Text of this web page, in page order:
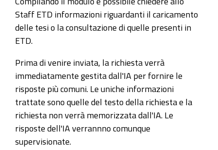
Staff ETD informazioni riguardanti il caricamento
delle tesi o la consultazione di quelle presenti in
ETD.
Prima di venire inviata, la richiesta verrà
immediatamente gestita dall'IA per fornire le
risposte più comuni. Le uniche informazioni
trattate sono quelle del testo della richiesta e la
richiesta non verrà memorizzata dall'IA. Le
risposte dell'IA verrannno comunque
supervisionate.